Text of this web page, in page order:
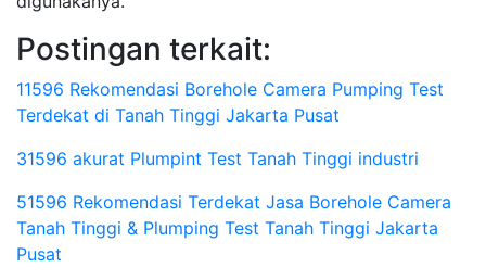
Postingan terkait:
11596 Rekomendasi Borehole Camera Pumping Test
Terdekat di Tanah Tinggi Jakarta Pusat
31596 akurat Plumpint Test Tanah Tinggi industri
51596 Rekomendasi Terdekat Jasa Borehole Camera
Tanah Tinggi & Plumping Test Tanah Tinggi Jakarta
Pusat